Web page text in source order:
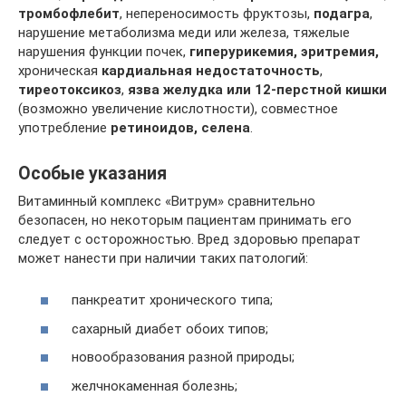
тромбофлебит, непереносимость фруктозы, подагра,
нарушение метаболизма меди или железа, тяжелые
нарушения функции почек, гиперурикемия, эритремия,
хроническая кардиальная недостаточность,
тиреотоксикоз, язва желудка или 12-перстной кишки
(возможно увеличение кислотности), совместное
употребление ретиноидов, селена
Особые указания
Витаминный комплекс «Витрум» сравнительно
безопасен, но некоторым пациентам принимать его
следует с осторожностью. Вред здоровью препарат
может нанести при наличии таких патологий:
панкреатит хронического типа;
сахарный диабет обоих типов;
новообразования разной природы;
желчнокаменная болезнь;